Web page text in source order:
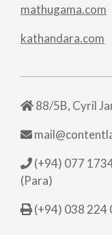
mathugama.com
kathandara.com
88/5B, Cyril
(+94) 077
(Para)
(+94) 038 224